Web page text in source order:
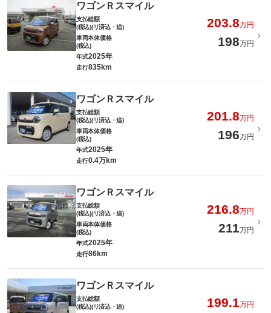
ワゴンＲスマイル
支払総額
(税込)(リ済込・追)
203.8万円
車両本体価格
(税込)
198万円
年式2025年
走行835km
ワゴンＲスマイル
支払総額
(税込)(リ済込・追)
201.8万円
車両本体価格
(税込)
196万円
年式2025年
走行0.4万km
ワゴンＲスマイル
支払総額
(税込)(リ済込・追)
216.8万円
車両本体価格
(税込)
211万円
年式2025年
走行86km
ワゴンＲスマイル
支払総額
(税込)(リ済込・追)
199.1万円